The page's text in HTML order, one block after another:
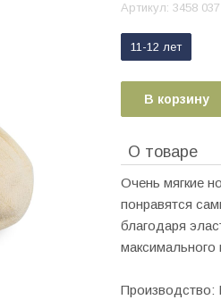
Артикул: 3458 037
11-12 лет
В корзину
О товаре
Очень мягкие
понравятся
благодаря